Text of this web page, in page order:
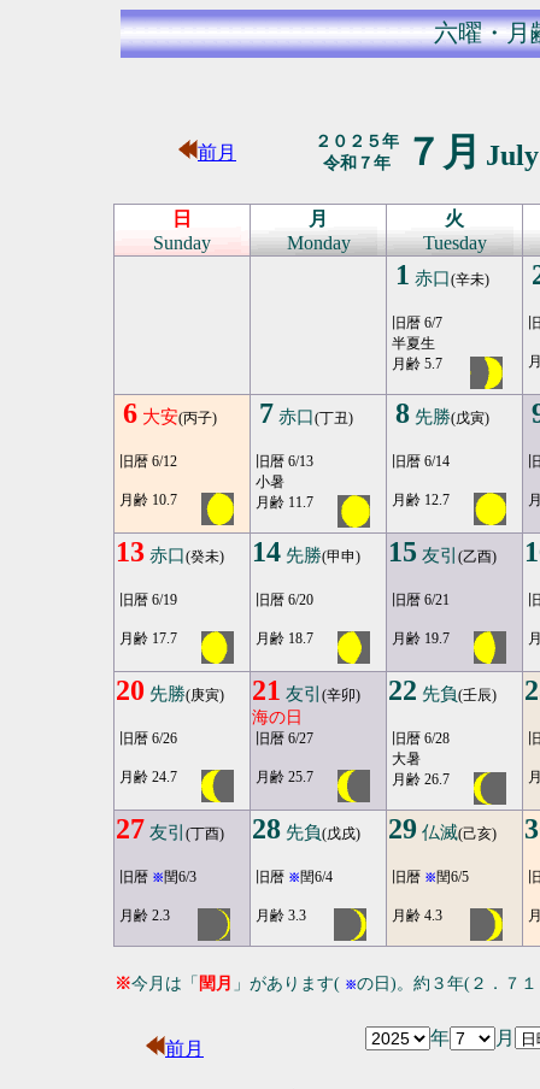
六曜・月
前月
２０２５年
令和７年
７月
日
Sunday
月
Monday
火
Tuesday
1 赤口(辛未)
旧暦 6/7
半夏生
月齢 5.7
6 大安(丙子)
旧暦 6/12
月齢 10.7
7 赤口(丁丑)
旧暦 6/13
小暑
月齢 11.7
8 先勝(戊寅)
旧暦 6/14
月齢 12.7
13 赤口(癸未)
旧暦 6/19
月齢 17.7
14 先勝(甲申)
旧暦 6/20
月齢 18.7
15 友引 (乙酉)
旧暦 6/21
月齢 19.7
20 先勝(庚寅)
旧暦 6/26
月齢 24.7
21 友引 (辛卯)
海の日
旧暦 6/27
月齢 25.7
22 先負(壬辰)
旧暦 6/28
大暑
月齢 26.7
27 友引 (丁酉)
旧暦 ※閏6/3
月齢 2.3
28 先負(戊戌)
旧暦 ※閏6/4
月齢 3.3
29 仏滅(己亥)
旧暦 ※閏6/5
月齢 4.3
※今月は「 閏月 」があります( ※の日)。約３年(２．７
前月
年 月